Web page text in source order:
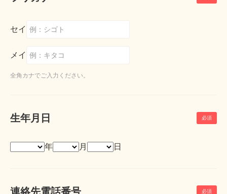
セイ
メイ
全角カナでご入力ください。
生年月日
年 月 日
連絡先電話番号